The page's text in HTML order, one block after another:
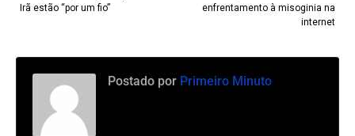
enfrentamento à misoginia na
internet
Irã estão “por um fio”
Postado por Primeiro Minuto